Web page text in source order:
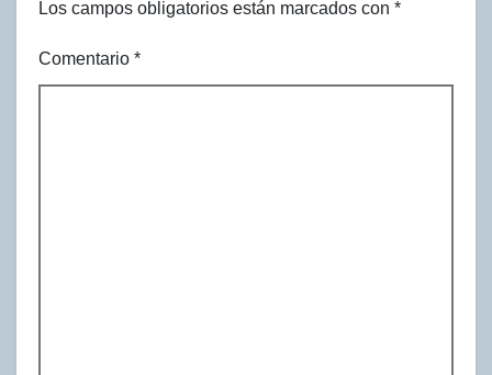
Los campos obligatorios están marcados con *
Comentario *